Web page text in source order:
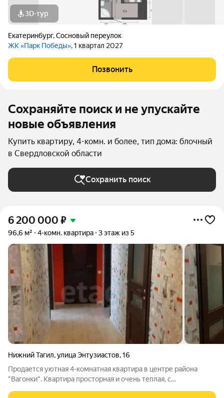
3D-тур
Екатеринбург,Сосновый переулок
ЖК «Парк Победы», 1 квартал 2027
Позвонить
Сохраняйте поиск и не упускайте
новые объявления
Купить квартиру, 4-комн. и более, тип дома: блочный
в Свердловской области
Сохранить поиск
6 200 000 ₽
96,6 м² 4-комн. квартира 3 этаж из 5
Нижний Тагил,улица Энтузиастов,16
Продается уютная 4-комнатная квартира в центре района
"Вагонки". Квартира просторная и очень теплая, с